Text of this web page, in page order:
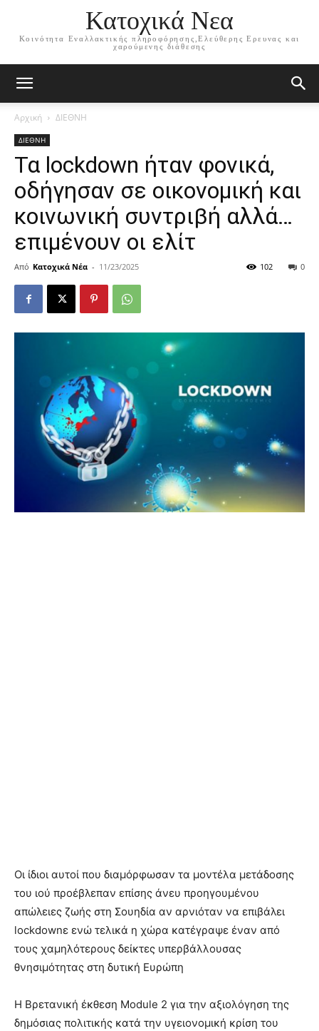
Κατοχικά Νεα
Κοινότητα Εναλλακτικής πληροφόρησης,Ελεύθερης Ερευνας και
χαρούμενης διάθεσης
Αρχική ΔΙΕΘΝΗ
ΔΙΕΘΝΗ
Τα lockdown ήταν φονικά,
οδήγησαν σε οικονομική και
κοινωνική συντριβή αλλά…
επιμένουν οι ελίτ
Από Κατοχικά Νέα - 11/23/2025 0
102
Οι ίδιοι αυτοί που διαμόρφωσαν τα μοντέλα μετάδοσης
του ιού προέβλεπαν επίσης άνευ προηγουμένου
απώλειες ζωής στη Σουηδία αν αρνιόταν να επιβάλει
lockdownε ενώ τελικά η χώρα κατέγραψε έναν από
τους χαμηλότερους δείκτες υπερβάλλουσας
θνησιμότητας στη δυτική Ευρώπη
H Bρετανική έκθεση Module 2 για την αξιολόγηση της
δημόσιας πολιτικής κατά την υγειονομική κρίση του